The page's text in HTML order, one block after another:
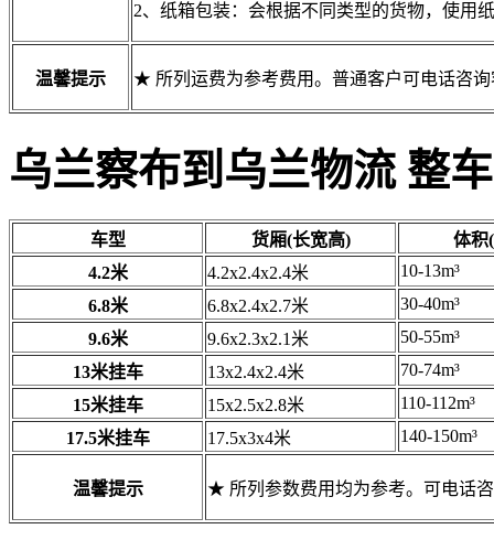
2、纸箱包装：会根据不同类型的货物，使用
温馨提示 ★ 所列运费为参考费用。普通客户可电话咨
乌兰察布到乌兰物流 整
车型 货厢(长宽高)
体积
4.2米
4.2x2.4x2.4米
10-13m³
6.8米
6.8x2.4x2.7米
30-40m³
9.6米
9.6x2.3x2.1米
50-55m³
13米挂车
13x2.4x2.4米
70-74m³
15米挂车
15x2.5x2.8米
110-112m³
17.5米挂车
17.5x3x4米 140-150m³
温馨提示 ★ 所列参数费用均为参考。可电话